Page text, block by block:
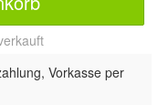
Vorkasse per